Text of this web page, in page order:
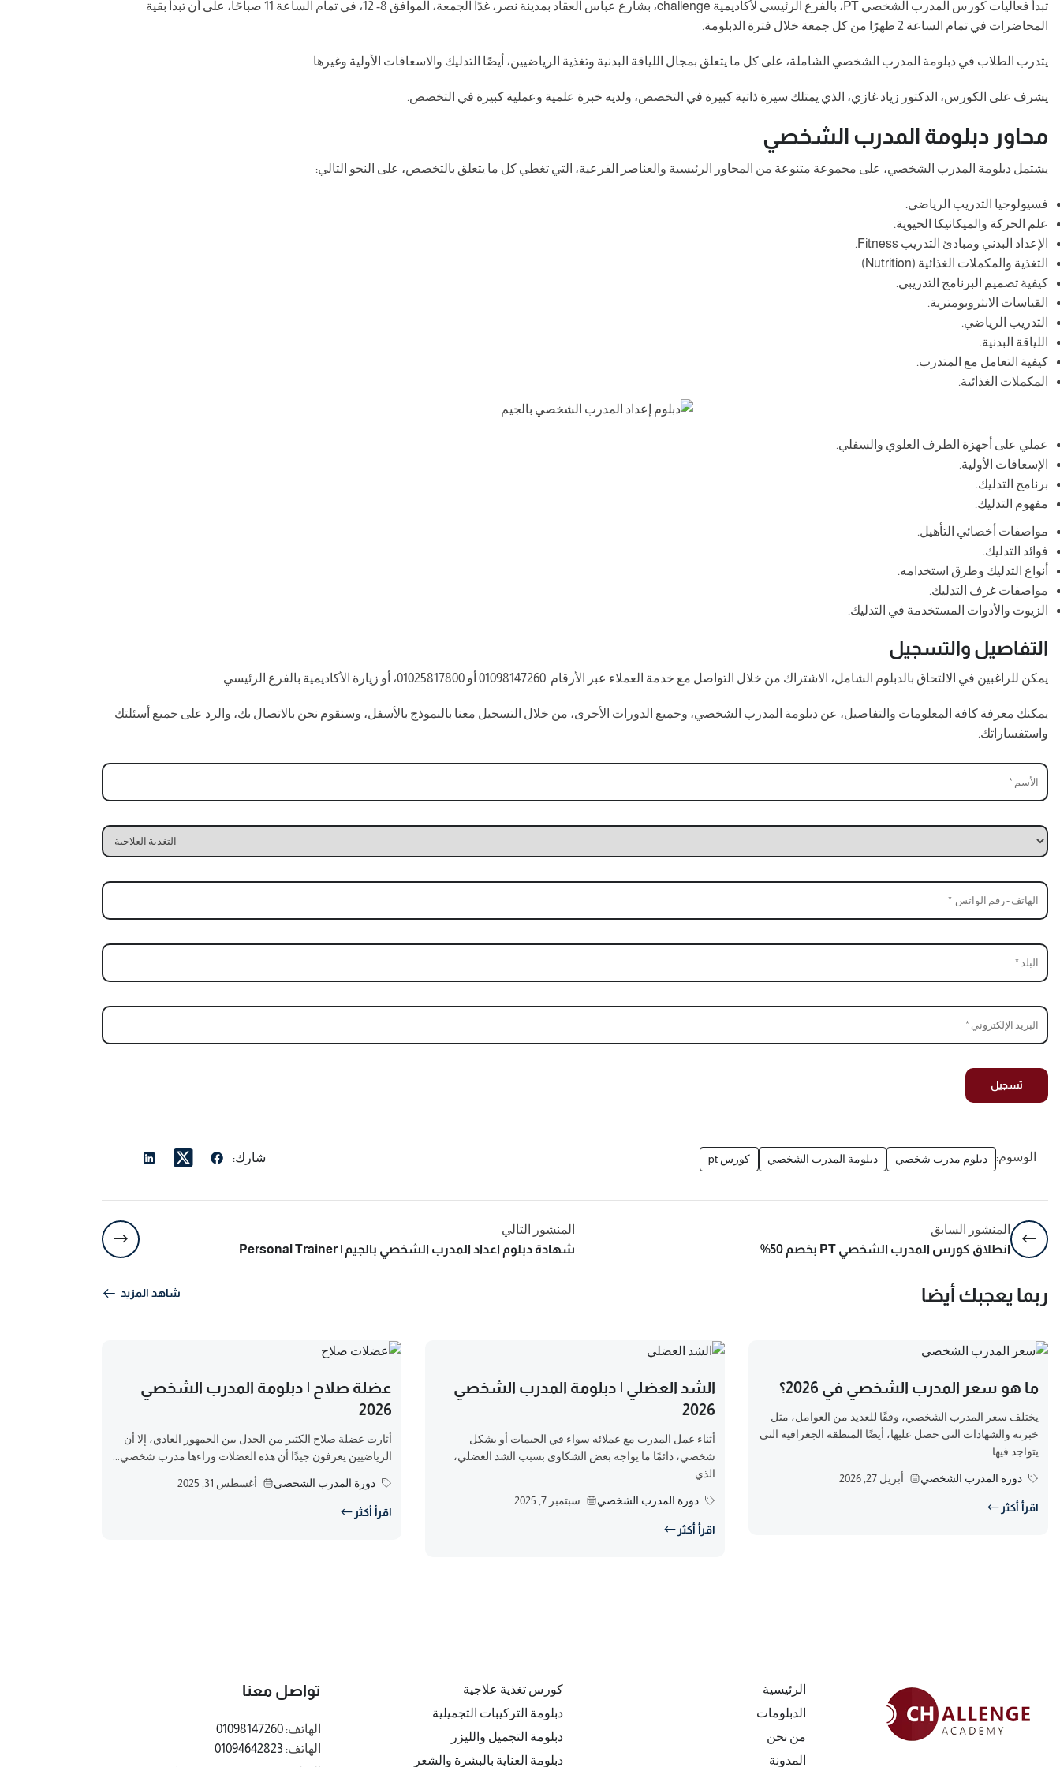
تبدأ فعاليات كورس المدرب الشخصي PT، بالفرع الرئيسي لأكاديمية challenge، بشارع عباس العقاد بمدينة نصر، غدًا الجمعة، الموافق 8- 12، في تمام الساعة 11 صباحًا، على أن تبدأ بقية
المحاضرات في تمام الساعة 2 ظهرًا من كل جمعة خلال فترة الدبلومة.
يتدرب الطلاب في دبلومة المدرب الشخصي الشاملة، على كل ما يتعلق بمجال اللياقة البدنية وتغذية الرياضيين، أيضًا التدليك والاسعافات الأولية وغيرها.
يشرف على الكورس، الدكتور زياد غازي، الذي يمتلك سيرة ذاتية كبيرة في التخصص، ولديه خبرة علمية وعملية كبيرة في التخصص.
محاور دبلومة المدرب الشخصي
يشتمل دبلومة المدرب الشخصي، على مجموعة متنوعة من المحاور الرئيسية والعناصر الفرعية، التي تغطي كل ما يتعلق بالتخصص، على النحو التالي:
فسيولوجيا التدريب الرياضي.
علم الحركة والميكانيكا الحيوية.
الإعداد البدني ومبادئ التدريب Fitness.
التغذية والمكملات الغذائية (Nutrition).
كيفية تصميم البرنامج التدريبي.
القياسات الانثروبومترية.
التدريب الرياضي.
اللياقة البدنية.
كيفية التعامل مع المتدرب.
المكملات الغذائية.
عملي على أجهزة الطرف العلوي والسفلي.
الإسعافات الأولية.
برنامج التدليك.
مفهوم التدليك.
مواصفات أخصائي التأهيل.
فوائد التدليك.
أنواع التدليك وطرق استخدامه.
مواصفات غرف التدليك.
الزيوت والأدوات المستخدمة في التدليك.
التفاصيل والتسجيل
يمكن للراغبين في الالتحاق بالدبلوم الشامل، الاشتراك من خلال التواصل مع خدمة العملاء عبر الأرقام 01098147260 أو 01025817800، أو زيارة الأكاديمية بالفرع الرئيسي.
يمكنك معرفة كافة المعلومات والتفاصيل، عن دبلومة المدرب الشخصي، وجميع الدورات الأخرى، من خلال التسجيل معنا بالنموذج بالأسفل، وسنقوم نحن بالاتصال بك، والرد على جميع أسئلتك
واستفساراتك.
الوسوم: دبلوم مدرب شخصي دبلومة المدرب الشخصي كورس pt شارك:
المنشور السابق
انطلاق كورس المدرب الشخصي PT بخصم 50%
المنشور التالي
شهادة دبلوم اعداد المدرب الشخصي بالجيم | Personal Trainer
ربما يعجبك أيضا شاهد المزيد
ما هو سعر المدرب الشخصي في 2026؟
يختلف سعر المدرب الشخصي، وفقًا للعديد من العوامل، مثل
خبرته والشهادات التي حصل عليها، أيضًا المنطقة الجغرافية التي
يتواجد فيها...
دورة المدرب الشخصي أبريل 27, 2026
اقرأ أكثر
الشد العضلي | دبلومة المدرب الشخصي
2026
أثناء عمل المدرب مع عملائه سواء في الجيمات أو بشكل
شخصي، دائمًا ما يواجه بعض الشكاوى بسبب الشد العضلي،
الذي...
دورة المدرب الشخصي سبتمبر 7, 2025
اقرأ أكثر
عضلة صلاح | دبلومة المدرب الشخصي
2026
أثارت عضلة صلاح الكثير من الجدل بين الجمهور العادي، إلا أن
الرياضيين يعرفون جيدًا أن هذه العضلات وراءها مدرب شخصي...
دورة المدرب الشخصي أغسطس 31, 2025
اقرأ أكثر
الرئيسية
الدبلومات
من نحن
المدونة
كورس تغذية علاجية
دبلومة التركيبات التجميلية
دبلومة التجميل والليزر
دبلومة العناية بالبشرة والشعر
تواصل معنا
الهاتف:01098147260
الهاتف: 01094642823